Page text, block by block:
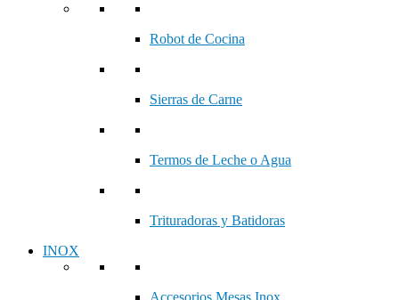
Robot de Cocina
Sierras de Carne
Termos de Leche o Agua
Trituradoras y Batidoras
INOX
Accesorios Mesas Inox